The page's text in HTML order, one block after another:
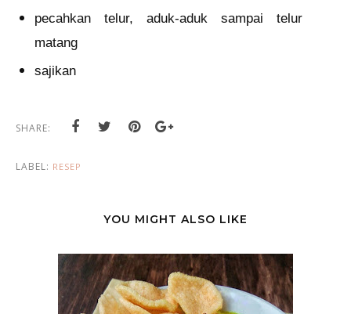
pecahkan telur, aduk-aduk sampai telur
matang
sajikan
SHARE:
LABEL: RESEP
YOU MIGHT ALSO LIKE